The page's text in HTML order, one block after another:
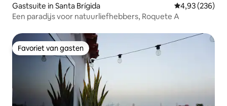
Gastsuite in Santa Brígida Gemiddelde
4,93 (236)
Een paradijs voor natuurliefhebbers, Roquete A
Favoriet van gasten
Favoriet van gasten